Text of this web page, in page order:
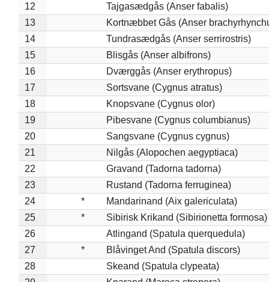
12
Tajgasædgås (Anser fabalis)
13
Kortnæbbet Gås (Anser
14
Tundrasædgås (Anser serrirostris)
15
Blisgås (Anser albifrons)
16
Dværggås (Anser erythropus)
17
Sortsvane (Cygnus atratus)
18
Knopsvane (Cygnus olor)
19
Pibesvane (Cygnus columbianus)
20
Sangsvane (Cygnus cygnus)
21
Nilgås (Alopochen aegyptiaca)
22
Gravand (Tadorna tadorna)
23
Rustand (Tadorna ferruginea)
24
*
Mandarinand (Aix galericulata)
25
*
Sibirisk Krikand (Sibirionetta formosa)
26
Atlingand (Spatula querquedula)
27
*
Blåvinget And (Spatula discors)
28
Skeand (Spatula clypeata)